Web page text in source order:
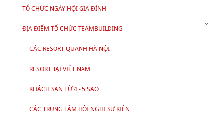
TỔ CHỨC NGÀY HỘI GIA ĐÌNH
ĐỊA ĐIỂM TỔ CHỨC TEAMBUILDING
CÁC RESORT QUANH HÀ NỘI
RESORT TẠI VIỆT NAM
KHÁCH SẠN TỪ 4 - 5 SAO
CÁC TRUNG TÂM HỘI NGHỊ SỰ KIỆN